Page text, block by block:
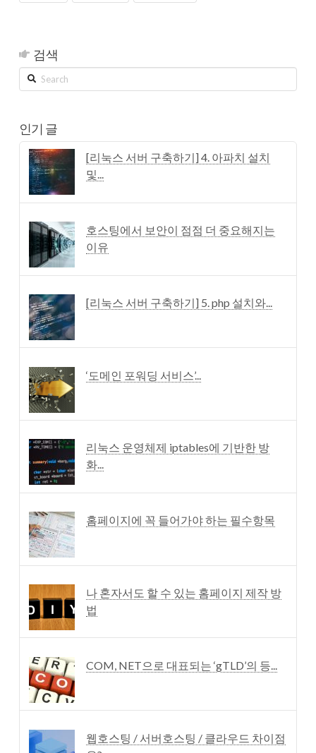
검색
Search
인기 글
[리눅스 서버 구축하기] 4. 아파치 설치
및...
호스팅에서 보안이 점점 더 중요해지는
이유
[리눅스 서버 구축하기] 5. php 설치와...
‘도메인 포워딩 서비스’...
리눅스 운영체제 iptables에 기반한 방
화...
홈페이지에 꼭 들어가야 하는 필수항목
나 혼자서도 할 수 있는 홈페이지 제작 방
법
COM, NET으로 대표되는 ‘gTLD’의 등...
웹호스팅 / 서버호스팅 / 클라우드 차이점